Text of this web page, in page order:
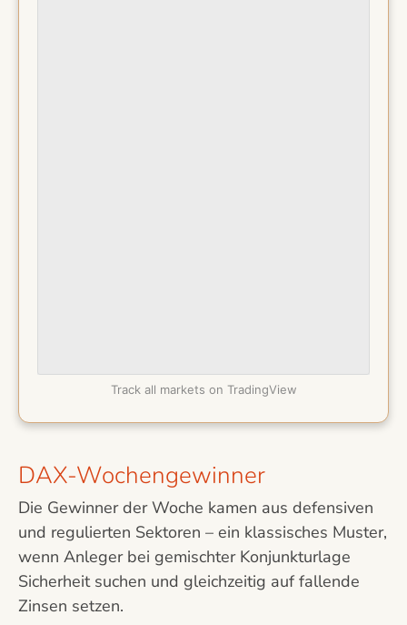
Track all markets on TradingView
DAX-Wochengewinner
Die Gewinner der Woche kamen aus defensiven
und regulierten Sektoren – ein klassisches Muster,
wenn Anleger bei gemischter Konjunkturlage
Sicherheit suchen und gleichzeitig auf fallende
Zinsen setzen.